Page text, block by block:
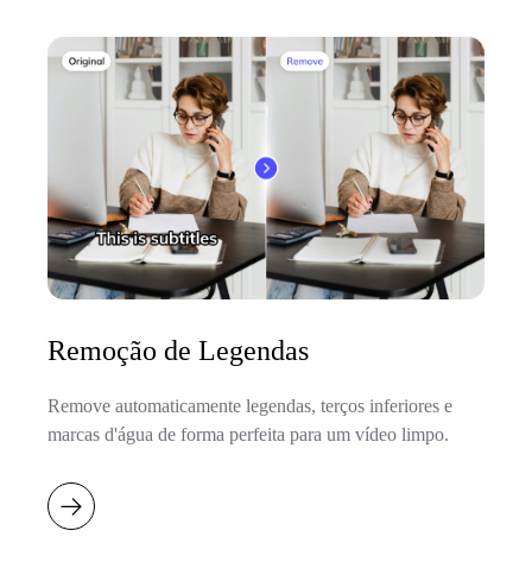
Remoção de Legendas
Remove automaticamente legendas, terços inferiores e
marcas d'água de forma perfeita para um vídeo limpo.